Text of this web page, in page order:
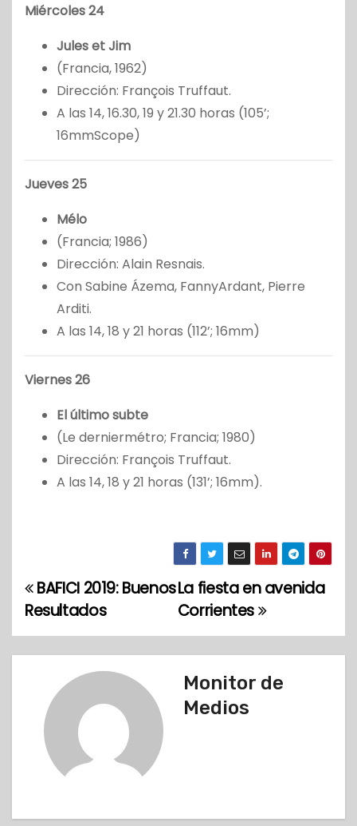
Miércoles 24
Jules et Jim
(Francia, 1962)
Dirección: François Truffaut.
A las 14, 16.30, 19 y 21.30 horas (105’;
16mmScope)
Jueves 25
Mélo
(Francia; 1986)
Dirección: Alain Resnais.
Con Sabine Ázema, FannyArdant, Pierre
Arditi.
A las 14, 18 y 21 horas (112’; 16mm)
Viernes 26
El último subte
(Le derniermétro; Francia; 1980)
Dirección: François Truffaut.
A las 14, 18 y 21 horas (131’; 16mm).
N
a
v
La fiesta en avenida
Corrientes
BAFICI 2019: Buenos
Resultados
Monitor de
Medios